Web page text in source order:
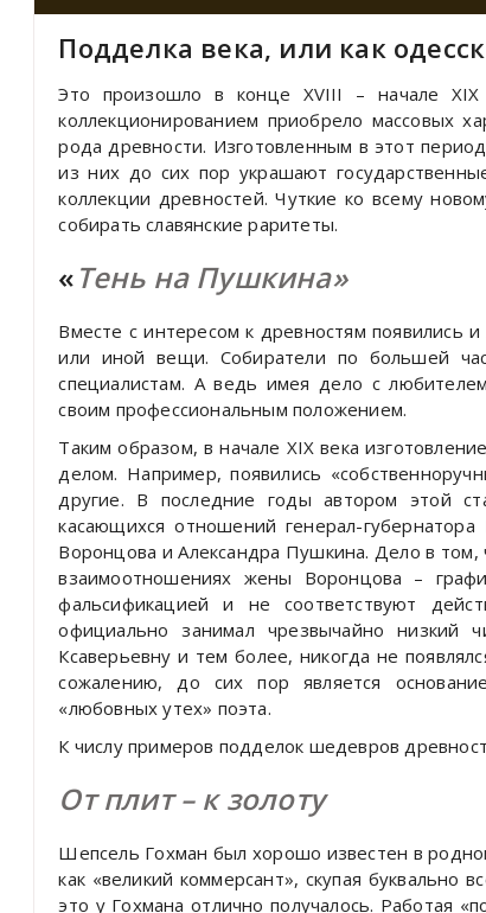
Подделка века, или как
Это произошло в конце XVIII – начале XIX
коллекционированием приобрело массовых
рода древности. Изготовленным в этот
из них до сих пор украшают
коллекции древностей. Чуткие ко всему
собирать славянские раритеты.
«Тень на Пушкина»
Вместе с интересом к древностям появились
или иной вещи. Собиратели по большей
специалистам. А ведь имея дело с
своим профессиональным положением.
Таким образом, в начале XIX века
делом. Например, появились
другие. В последние годы автором этой
касающихся отношений генерал-
Воронцова и Александра Пушкина. Дело в
взаимоотношениях жены Воронцова –
фальсификацией и не соответствуют
официально занимал чрезвычайно низкий
Ксаверьевну и тем более, никогда не
сожалению, до сих пор является
«любовных утех» поэта.
К числу примеров подделок шедевров
От плит – к золоту
Шепсель Гохман был хорошо известен в
как «великий коммерсант», скупая
это у Гохмана отлично получалось. Работая